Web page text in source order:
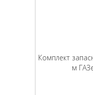
Комплект
м